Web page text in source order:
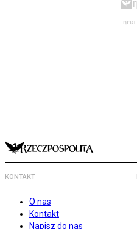
KONTAKT
O nas
Kontakt
Napisz do nas